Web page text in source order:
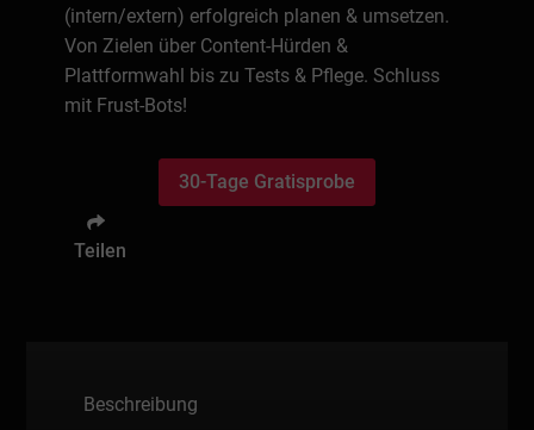
(intern/extern) erfolgreich planen & umsetzen.
Von Zielen über Content-Hürden &
Plattformwahl bis zu Tests & Pflege. Schluss
mit Frust-Bots!
30-Tage Gratisprobe
Teilen
Beschreibung